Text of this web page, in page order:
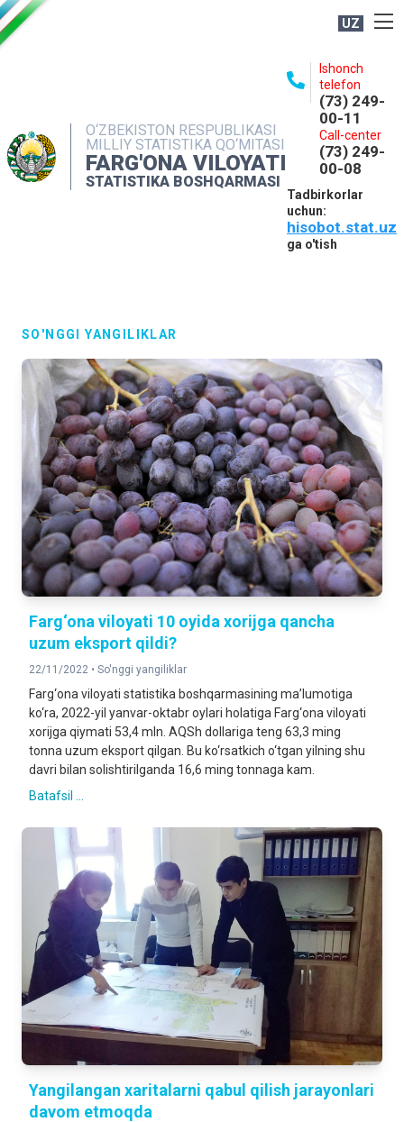
UZ
O‘ZBEKISTON RESPUBLIKASI
MILLIY STATISTIKA QO‘MITASI
FARG'ONA VILOYATI
STATISTIKA BOSHQARMASI
Ishonch
telefon
(73) 249-
00-11
Call-center
(73) 249-
00-08
Tadbirkorlar
uchun:
hisobot.stat.uz
ga o'tish
NASHRLAR
INTERAKTIV XIZMATLAR
MATBUOT XIZMATI
SO'NGGI YANGILIKLAR
Farg‘ona viloyati 10 oyida xorijga qancha
uzum eksport qildi?
22/11/2022 • So'nggi yangiliklar
Farg‘ona viloyati statistika boshqarmasining ma’lumotiga
ko‘ra, 2022-yil yanvar-oktabr oylari holatiga Farg‘ona viloyati
xorijga qiymati 53,4 mln. AQSh dollariga teng 63,3 ming
tonna uzum eksport qilgan. Bu ko‘rsatkich o‘tgan yilning shu
davri bilan solishtirilganda 16,6 ming tonnaga kam.
Batafsil ...
Yangilangan xaritalarni qabul qilish jarayonlari
davom etmoqda